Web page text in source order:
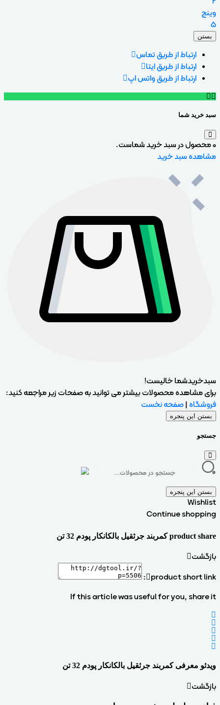
وینچ
5
بستن
ارتباط از طریق تماس
ارتباط از طریق ایتا
ارتباط از طریق واتس اپ
سبد خرید شما
0محصول در سبد خرید شماست.
مشاهده سبد خرید
سبدخریدشما خالیست!
برای مشاهده محصولات بیشتر می توانید به صفحات زیر مراجعه کنید:
فروشگاه |صفحه نخست
بستن این پنجره
جستجو
بستن این پنجره
Wishlist
Continue shopping
product share کمربند جرثقیل بالکانکار پودم 32 تن
بازگشت
product short link:
If this article was useful for you, share it
ویدئو معرفی کمربند جرثقیل بالکانکار پودم 32 تن
بازگشت